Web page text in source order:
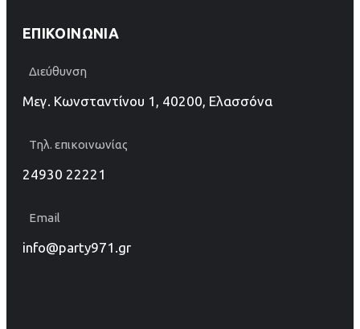
ΕΠΙΚΟΙΝΩΝΊΑ
Διεύθυνση
Μεγ. Κωνσταντίνου 1, 40200, Ελασσόνα
Τηλ. επικοινωνίας
24930 22221
Email
info@party971.gr